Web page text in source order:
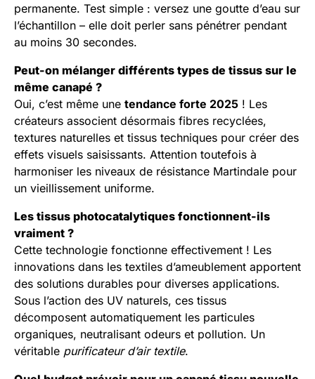
permanente. Test simple : versez une goutte d’eau sur
l’échantillon – elle doit perler sans pénétrer pendant
au moins 30 secondes.
Peut-on mélanger différents types de tissus sur le
même canapé ?
Oui, c’est même une tendance forte 2025 ! Les
créateurs associent désormais fibres recyclées,
textures naturelles et tissus techniques pour créer des
effets visuels saisissants. Attention toutefois à
harmoniser les niveaux de résistance Martindale pour
un vieillissement uniforme.
Les tissus photocatalytiques fonctionnent-ils
vraiment ?
Cette technologie fonctionne effectivement ! Les
innovations dans les textiles d’ameublement apportent
des solutions durables pour diverses applications.
Sous l’action des UV naturels, ces tissus
décomposent automatiquement les particules
organiques, neutralisant odeurs et pollution. Un
véritable purificateur d’air textile.